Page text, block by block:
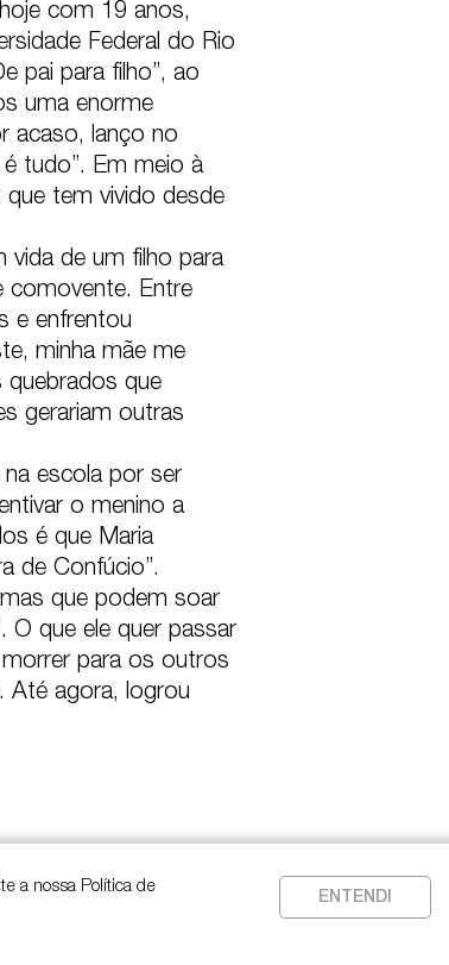
com 19 anos,
Federal do Rio
pai para filho”, ao
uma enorme
acaso, lanço no
tudo”. Em meio à
tem vivido desde
vida de um filho para
comovente. Entre
e enfrentou
minha mãe me
quebrados que
gerariam outras
escola por ser
o menino a
é que Maria
de Confúcio”.
que podem soar
O que ele quer passar
para os outros
Até agora, logrou
a nossa Política de
ENTENDI